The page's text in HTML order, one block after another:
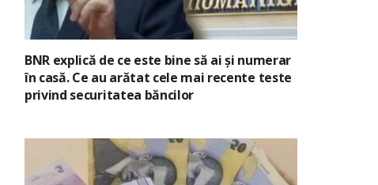
BNR explică de ce este bine să ai și numerar
în casă. Ce au arătat cele mai recente teste
privind securitatea băncilor